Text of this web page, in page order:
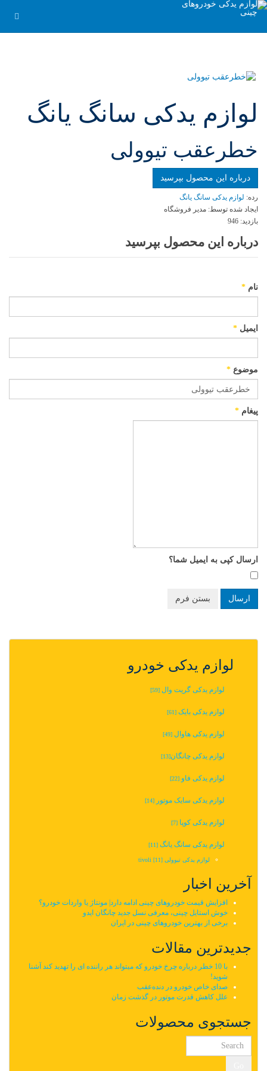
لوازم یدکی سانگ یانگ
خطرعقب تیوولی
درباره این محصول بپرسید
رده: لوازم یدکی سانگ یانگ
ایجاد شده توسط: مدیر فروشگاه
بازدید: 946
درباره این محصول بپرسید
نام *
ایمیل *
موضوع *
پیغام *
ارسال کپی به ایمیل شما؟
ارسال بستن فرم
لوازم یدکی خودرو
لوازم یدکی گریت وال [59]
لوازم یدکی بایک [61]
لوازم یدکی هاوال [49]
لوازم یدکی چانگان‬‎[13]
لوازم یدکی فاو [22]
لوازم یدکی سایک موتور [14]
لوازم یدکی کوپا [7]
لوازم یدکی سانگ یانگ [11]
لوازم یدکی تیوولی tivoli [11]
آخرین اخبار
افزایش قیمت خودروهای چینی ادامه دارد| مونتاژ یا واردات خودرو؟
خوش استایل چینی، معرفی نسل جدید چانگان ایدو
برخی از بهترین خودروهای چینی در ایران
جدیدترین مقالات
با 10 خطر درباره چرخ خودرو که میتواند هر راننده ای را تهدید کند آشنا
شوید!
صدای خاص خودرو در دنده‌عقب
علل کاهش قدرت موتور در گذشت زمان
جستجوی محصولات